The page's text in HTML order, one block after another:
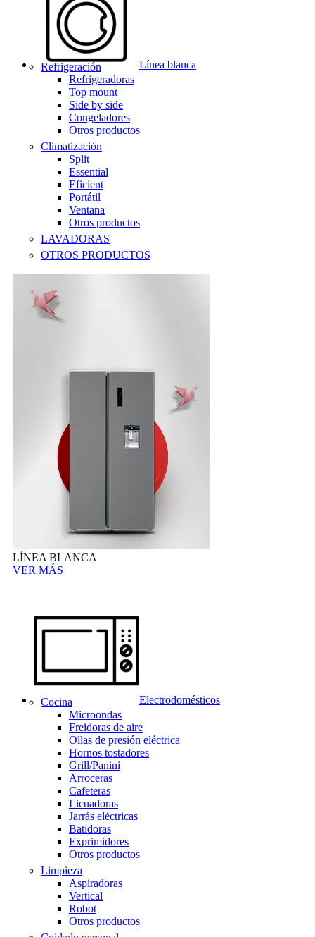
Línea blanca
Refrigeración
Refrigeradoras
Top mount
Side by side
Congeladores
Otros productos
Climatización
Split
Essential
Eficient
Portátil
Ventana
Otros productos
LAVADORAS
OTROS PRODUCTOS
LÍNEA BLANCA
VER MÁS
Electrodomésticos
Cocina
Microondas
Freidoras de aire
Ollas de presión eléctrica
Hornos tostadores
Grill/Panini
Arroceras
Cafeteras
Licuadoras
Jarrás eléctricas
Batidoras
Exprimidores
Otros productos
Limpieza
Aspiradoras
Vertical
Robot
Otros productos